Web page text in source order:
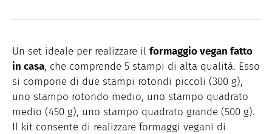
Un set ideale per realizzare il formaggio vegan fatto
in casa, che comprende 5 stampi di alta qualità. Esso
si compone di due stampi rotondi piccoli (300 g),
uno stampo rotondo medio, uno stampo quadrato
medio (450 g), uno stampo quadrato grande (500 g).
Il kit consente di realizzare formaggi vegani di